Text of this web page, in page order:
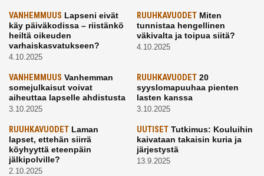
VANHEMMUUS Lapseni eivät
käy päiväkodissa – riistänkö
heiltä oikeuden
varhaiskasvatukseen?
4.10.2025
RUUHKAVUODETMiten
tunnistaa hengellinen
väkivalta ja toipua siitä?
4.10.2025
VANHEMMUUS Vanhemman
somejulkaisut voivat
aiheuttaa lapselle ahdistusta
3.10.2025
RUUHKAVUODET20
syyslomapuuhaa pienten
lasten kanssa
3.10.2025
RUUHKAVUODET Laman
lapset, ettehän siirrä
köyhyyttä eteenpäin
jälkipolville?
2.10.2025
UUTISETTutkimus: Kouluihin
kaivataan takaisin kuria ja
järjestystä
13.9.2025